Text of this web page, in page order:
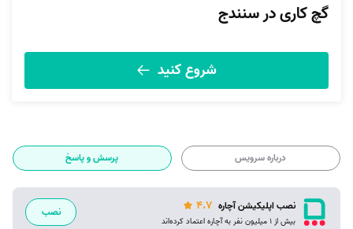
گچ کاری در سنندج
شروع کنید
درباره سرویس پرسش و پاسخ
نصب اپلیکیشن آچاره 4.7
بیش از 1 میلیون نفر به آچاره اعتماد کرده‌اند
نصب